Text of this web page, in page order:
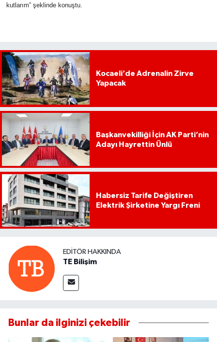
kutlarım” şeklinde konuştu.
Kocaeli’de Adrenalin Zirve
Yapacak
Başkanvekilliği İçin AK Parti’nin
Adayı Hayrettin Ünlü
Habersiz Tarife Değiştiren
Elektrik Şirketine Yargı Freni
EDITÖR HAKKINDA
TE Bilişim
Bunlar da ilginizi çekebilir